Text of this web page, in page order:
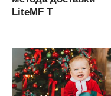
LiteMF T